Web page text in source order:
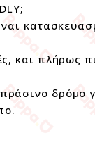
και πλήρως
δρόμο